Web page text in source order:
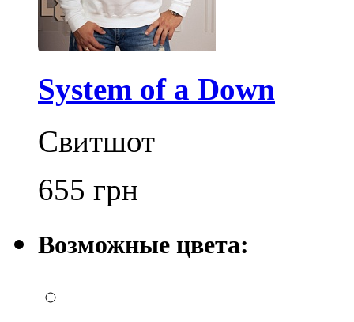
System of a Down
Свитшот
655 грн
Возможные цвета: